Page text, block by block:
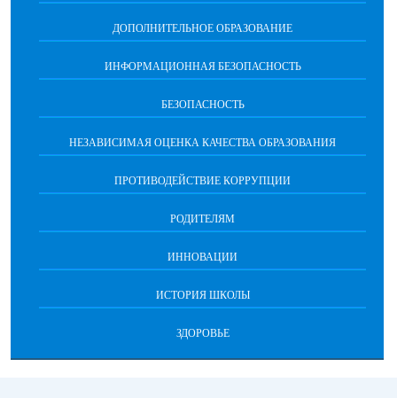
ДОПОЛНИТЕЛЬНОЕ ОБРАЗОВАНИЕ
ИНФОРМАЦИОННАЯ БЕЗОПАСНОСТЬ
БЕЗОПАСНОСТЬ
НЕЗАВИСИМАЯ ОЦЕНКА КАЧЕСТВА ОБРАЗОВАНИЯ
ПРОТИВОДЕЙСТВИЕ КОРРУПЦИИ
РОДИТЕЛЯМ
ИННОВАЦИИ
ИСТОРИЯ ШКОЛЫ
ЗДОРОВЬЕ